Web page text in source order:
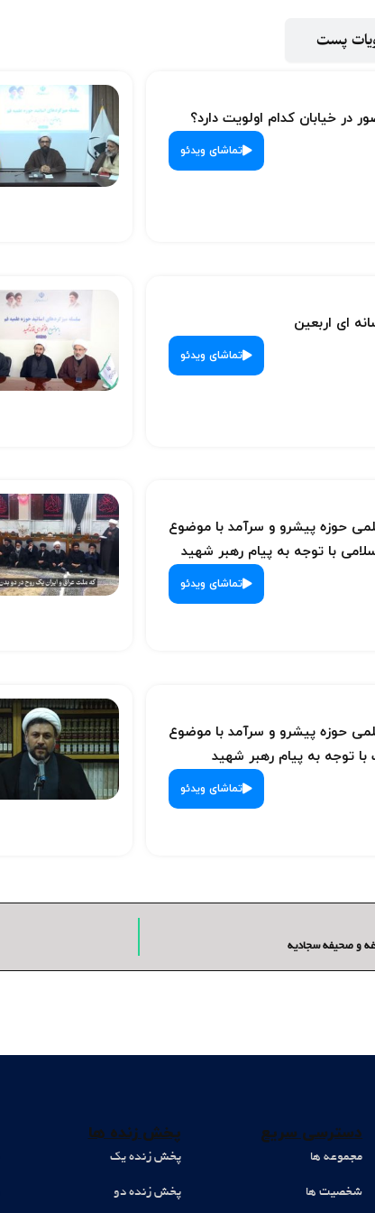
پست
در خیابان کدام اولویت دارد؟
تماشای ویدئو
ای اربعین
تماشای ویدئو
حوزه پیشرو و سرآمد با موضوع
با توجه به پیام رهبر شهید
تماشای ویدئو
حوزه پیشرو و سرآمد با موضوع
توجه به پیام رهبر شهید
تماشای ویدئو
و صحیفه سجادیه
دسترسی سریع
مجموعه ها
شخصیت ها
پخش زنده ها
پخش زنده یک
پخش زنده دو